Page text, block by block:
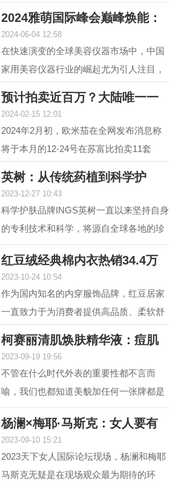
牌NEXY.CO（奈蔻）...
2024雅萌国际峰会巅峰焕能：
2024-06-04 12:58
在快速演变的全球美容仪器市场中，中国
家用美容仪器行业的崛起尤为引人注目，
到快速增长的转变，...
预计拍卖近百万？大陆唯一一
2024-02-15 12:01
2024年2月初，欧米茄在全网发布消息称
将于本月的12-24号在苏富比拍卖11套
腕表手提箱套装。但是截...
英树：从传统药植到科学护
2023-12-27 10:43
科学护肤品牌INGS英树一直以来坚持自身
的专利技术和科学，将源自全球各地的珍
贵自然原料，转化为安全高效的护肤配
方，不断解锁肌肤自身...
红豆绒经典棉内衣热销34.4万
2023-10-24 10:54
作为国内知名的内穿服饰品牌，红豆居家
一直致力于为消费者提供高品质、柔软舒
作为红豆居家的核心...
柯赛丽清肌焕肤精华液：痘肌
2023-09-19 19:56
不管在什么时代外表的重要性都不言而
喻，我们也都知道美貌加任何一张牌都是
王炸，但很多人却因为脸上的痘痘或痘印
而封印了颜值，在变美...
杨澜×梅耶·马斯克：女人要有
2023-09-10 15:21
2023天下女人国际论坛现场，杨澜和梅耶
马斯克无疑是在现场观众最为期待的环